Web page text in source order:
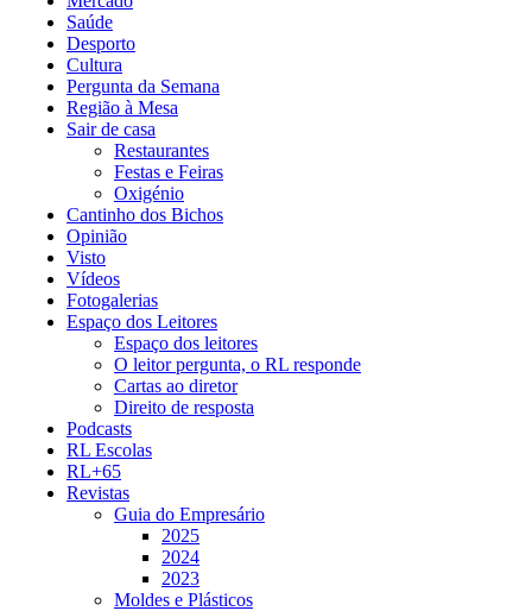
Saúde
Desporto
Cultura
Pergunta da Semana
Região à Mesa
Sair de casa
Restaurantes
Festas e Feiras
Oxigénio
Cantinho dos Bichos
Opinião
Visto
Vídeos
Fotogalerias
Espaço dos Leitores
Espaço dos leitores
O leitor pergunta, o RL responde
Cartas ao diretor
Direito de resposta
Podcasts
RL Escolas
RL+65
Revistas
Guia do Empresário
2025
2024
2023
Moldes e Plásticos